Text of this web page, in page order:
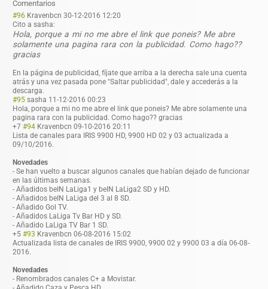
Comentarios
#96 Kravenbcn 30-12-2016 12:20
Cito a sasha:
Hola, porque a mi no me abre el link que poneis? Me abre
solamente una pagina rara con la publicidad. Como hago??
gracias
En la página de publicidad, fíjate que arriba a la derecha sale una cuenta
atrás y una vez pasada pone "Saltar publicidad", dale y accederás a la
descarga.
#95 sasha 11-12-2016 00:23
Hola, porque a mi no me abre el link que poneis? Me abre solamente una
pagina rara con la publicidad. Como hago?? gracias
+7 #94 Kravenbcn 09-10-2016 20:11
Lista de canales para IRIS 9900 HD, 9900 HD 02 y 03 actualizada a
09/10/2016.
Novedades
- Se han vuelto a buscar algunos canales que habían dejado de funcionar
en las últimas semanas.
- Añadidos beIN LaLiga1 y beIN LaLiga2 SD y HD.
- Añadidos beIN LaLiga del 3 al 8 SD.
- Añadido Gol TV.
- Añadidos LaLiga Tv Bar HD y SD.
- Añadido LaLiga TV Bar 1 SD.
+5 #93 Kravenbcn 06-08-2016 15:02
Actualizada lista de canales de IRIS 9900, 9900 02 y 9900 03 a día 06-08-
2016.
Novedades
- Renombrados canales C+ a Movistar.